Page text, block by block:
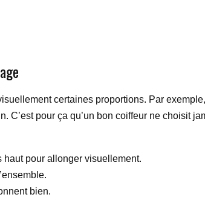
certaines proportions. Par
C’est pour ça qu’un bon coiffeur ne choisit
pour allonger visuellement.
bien.